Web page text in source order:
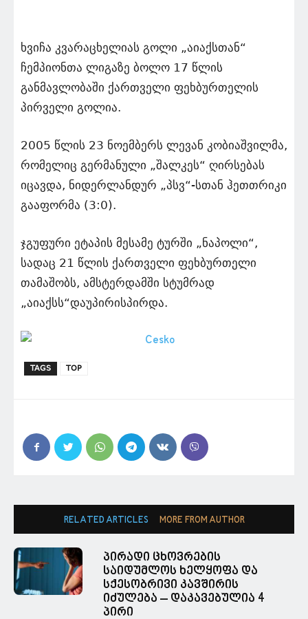
ხვიჩა კვარაცხელიას გოლი „აიაქსთან“
ჩემპიონთა ლიგაზე ბოლო 17 წლის
განმავლობაში ქართველი ფეხბურთელის
პირველი გოლია.
2005 წლის 23 ნოემბერს ლევან კობიაშვილმა,
რომელიც გერმანული „შალკეს“ ღირსებას
იცავდა, ნიდერლანდურ „პსვ“-სთან ჰეთთრიკი
გააფორმა (3:0).
ჯგუფური ეტაპის მესამე ტურში „ნაპოლი“,
სადაც 21 წლის ქართველი ფეხბურთელი
თამაშობს, ამსტერდამში სტუმრად
„აიაქსს“დაუპირისპირდა.
TAGS TOP
RELATED ARTICLES MORE FROM AUTHOR
პირადი ცხოვრების
საიდუმლოს ხელყოფა და
სქესობრივი კავშირის
იძულება – დაკავებულია 4
პირი